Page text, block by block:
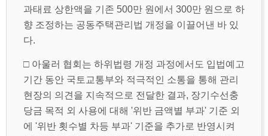
과태료 상한액을 기존 500만 원에서 300만 원으로 하
향 조정하는 공동주택관리법 개정을 이끌어낸 바 있
다.
□ 아울러 협회는 하위법령 개정 과정에서도 입법예고
기간 동안 국토교통부와 적극적인 소통을 통해 관리
현장의 의견을 지속적으로 전달한 결과, 장기수선충
당금 목적 외 사용에 대해 '위반 금액별 부과' 기준 외
에 '위반 횟수별 차등 부과' 기준을 추가로 반영시켜